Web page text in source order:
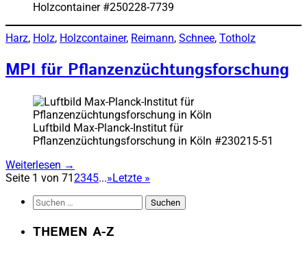
Holzcontainer #250228-7739
Harz, Holz, Holzcontainer, Reimann, Schnee, Totholz
MPI für Pflanzenzüchtungsforschung
Luftbild Max-Planck-Institut für
Pflanzenzüchtungsforschung in Köln #230215-51
Weiterlesen →
Seite 1 von 71 2345...»Letzte »
Suchen
THEMEN A-Z